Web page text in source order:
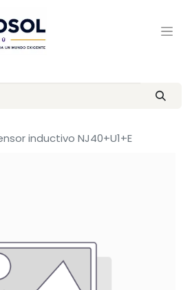
inductivo NJ40+U1+E